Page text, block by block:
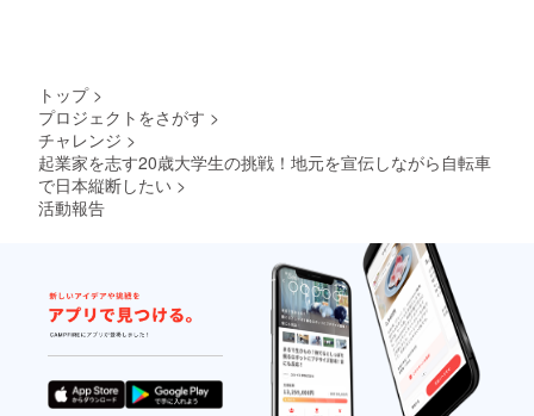
トップ >
プロジェクトをさがす >
チャレンジ >
起業家を志す20歳大学生の挑戦！地元を宣伝しながら自転車
で日本縦断したい >
活動報告